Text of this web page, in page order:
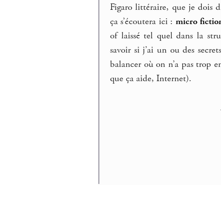
Figaro littéraire, que je dois
ça s’écoutera ici : micro
of laissé tel quel dans la
savoir si j’ai un ou des
balancer où on n’a pas trop
que ça aide, Internet).